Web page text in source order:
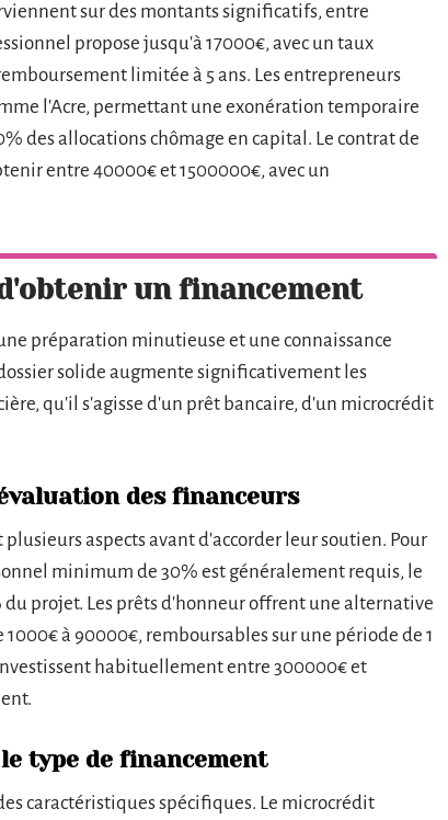
sur des montants significatifs, entre
propose jusqu'à 17000€, avec un taux
limitée à 5 ans. Les entrepreneurs
l'Acre, permettant une exonération temporaire
des allocations chômage en capital. Le contrat de
entre 40000€ et 1500000€, avec un
un financement
préparation minutieuse et une connaissance
solide augmente significativement les
qu'il s'agisse d'un prêt bancaire, d'un microcrédit
des financeurs
aspects avant d'accorder leur soutien. Pour
minimum de 30% est généralement requis, le
projet. Les prêts d'honneur offrent une alternative
à 90000€, remboursables sur une période de 1
habituellement entre 300000€ et
type de financement
caractéristiques spécifiques. Le microcrédit